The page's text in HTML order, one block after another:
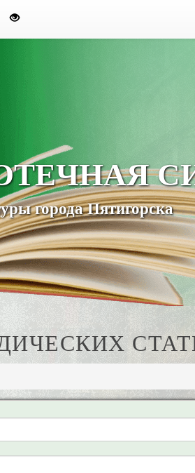
города Пятигорска